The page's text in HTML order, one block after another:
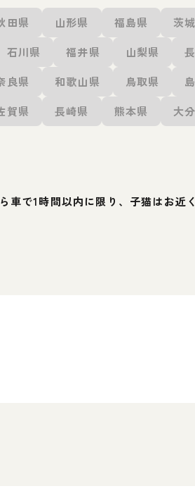
田県 山形県 福島県 茨
石川県 福井県 山梨県
良県 和歌山県 鳥取県
賀県 長崎県 熊本県 大
で1時間以内に限り、子猫はお近